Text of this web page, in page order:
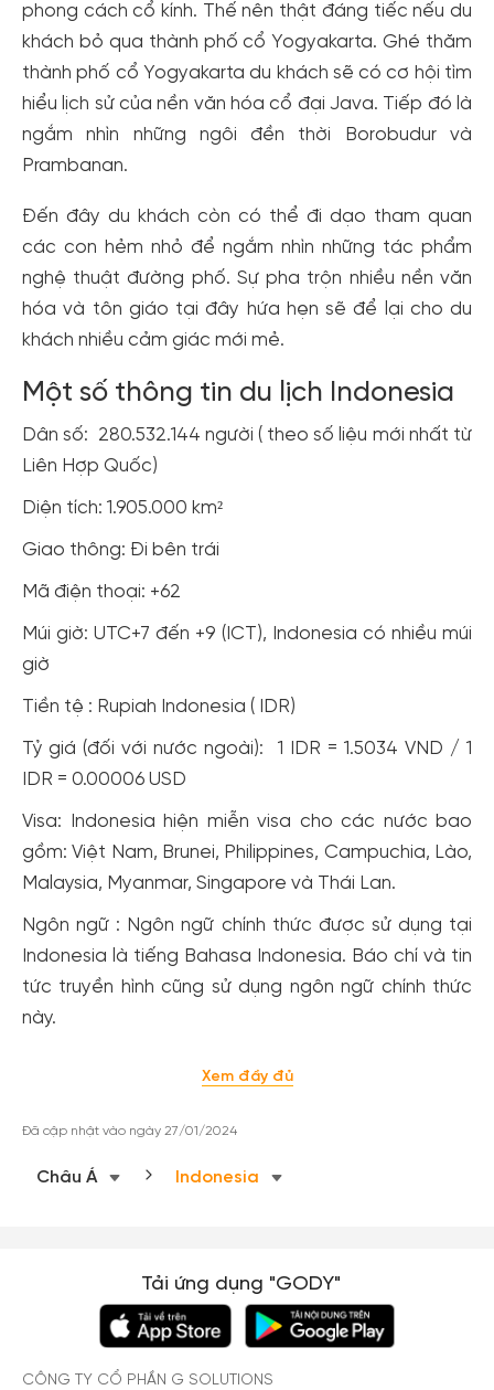
phong cách cổ kính. Thế nên thật đáng tiếc nếu du
khách bỏ qua thành phố cổ Yogyakarta. Ghé thăm
thành phố cổ Yogyakarta du khách sẽ có cơ hội tìm
hiểu lịch sử của nền văn hóa cổ đại Java. Tiếp đó là
ngắm nhìn những ngôi đền thời Borobudur và
Prambanan.
Đến đây du khách còn có thể đi dạo tham quan
các con hẻm nhỏ để ngắm nhìn những tác phẩm
nghệ thuật đường phố. Sự pha trộn nhiều nền văn
hóa và tôn giáo tại đây hứa hẹn sẽ để lại cho du
khách nhiều cảm giác mới mẻ.
Một số thông tin du lịch Indonesia
Dân số: 280.532.144 người ( theo số liệu mới nhất từ
Liên Hợp Quốc)
Diện tích: 1.905.000 km²
Giao thông: Đi bên trái
Mã điện thoại: +62
Múi giờ: UTC+7 đến +9 (ICT), Indonesia có nhiều múi
giờ
Tiền tệ : Rupiah Indonesia ( IDR)
Tỷ giá (đối với nước ngoài): 1 IDR = 1.5034 VND / 1
IDR = 0.00006 USD
Visa: Indonesia hiện miễn visa cho các nước bao
gồm: Việt Nam, Brunei, Philippines, Campuchia, Lào,
Malaysia, Myanmar, Singapore và Thái Lan.
Ngôn ngữ : Ngôn ngữ chính thức được sử dụng tại
Indonesia là tiếng Bahasa Indonesia. Báo chí và tin
tức truyền hình cũng sử dụng ngôn ngữ chính thức
này.
Xem đầy đủ
Đã cập nhật vào ngày 27/01/2024
Châu Á Indonesia
Tải ứng dụng "GODY"
CÔNG TY CỔ PHẦN G SOLUTIONS